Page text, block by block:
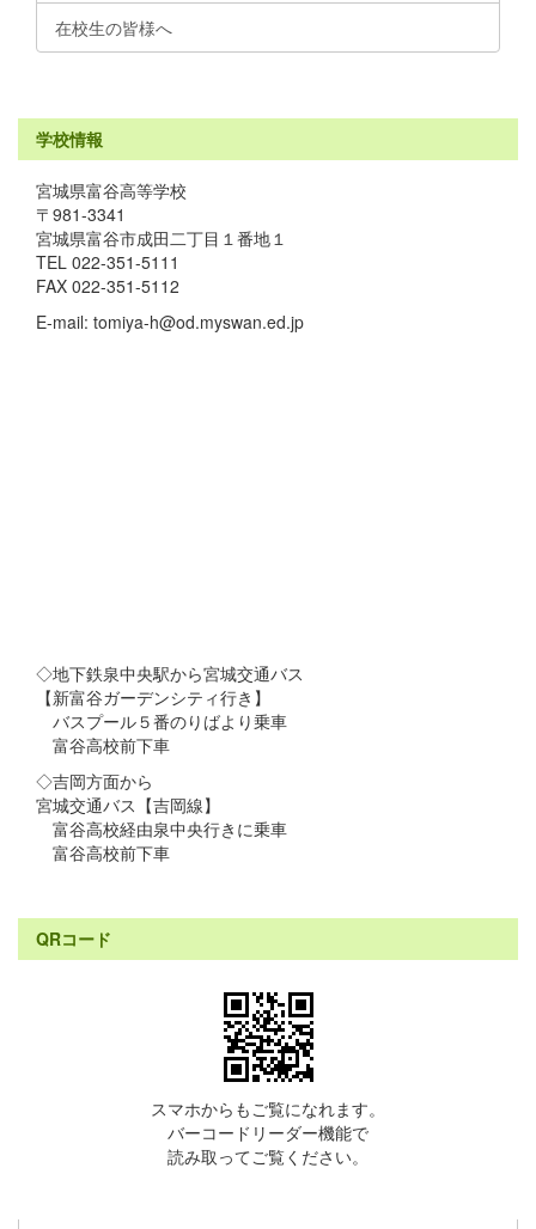
在校生の皆様へ
学校情報
宮城県富谷高等学校
〒981-3341
宮城県富谷市成田二丁目１番地１
TEL 022-351-5111
FAX 022-351-5112
E-mail: tomiya-h@od.myswan.ed.jp
◇地下鉄泉中央駅から宮城交通バス
【新富谷ガーデンシティ行き】
バスプール５番のりばより乗車
富谷高校前下車
◇吉岡方面から
宮城交通バス【吉岡線】
富谷高校経由泉中央行きに乗車
富谷高校前下車
QRコード
スマホからもご覧になれます。
バーコードリーダー機能で
読み取ってご覧ください。